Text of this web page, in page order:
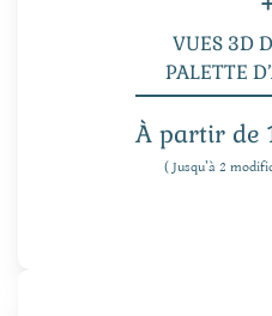
VUES 3D
PALETTE
À partir de
( Jusqu’à 2